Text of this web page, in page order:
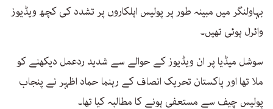
بہاولنگر میں مبینہ طور پر پولیس اہلکاروں پر تشدد کی کچھ ویڈیوز
وائرل ہوئی تھیں۔
سوشل میڈیا پر ان ویڈیوز کے حوالے سے شدید ردعمل دیکھنے کو
ملا تھا اور پاکستان تحریک انصاف کے رہنما حماد اظہر نے پنجاب
پولیس چیف سے مستعفی ہونے کا مطالبہ کیا تھا۔